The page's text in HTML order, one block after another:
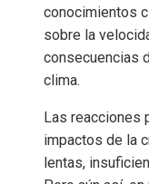
conocimientos
sobre la
consecuencias
clima.
Las reacciones
impactos de la
lentas,